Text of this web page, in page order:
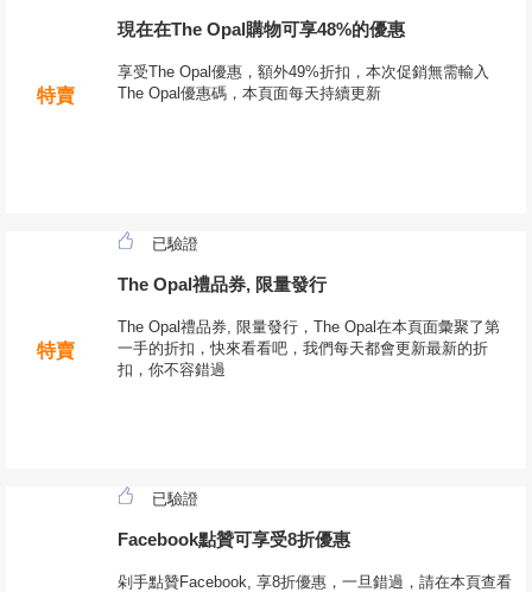
特賣
現在在The Opal購物可享48%的優惠
享受The Opal優惠，額外49%折扣，本次促銷無需輸入
The Opal優惠碼，本頁面每天持續更新
特賣
已驗證
The Opal禮品券, 限量發行
The Opal禮品券, 限量發行，The Opal在本頁面彙聚了第
一手的折扣，快來看看吧，我們每天都會更新最新的折
扣，你不容錯過
已驗證
Facebook點贊可享受8折優惠
剁手點贊Facebook, 享8折優惠，一旦錯過，請在本頁查看